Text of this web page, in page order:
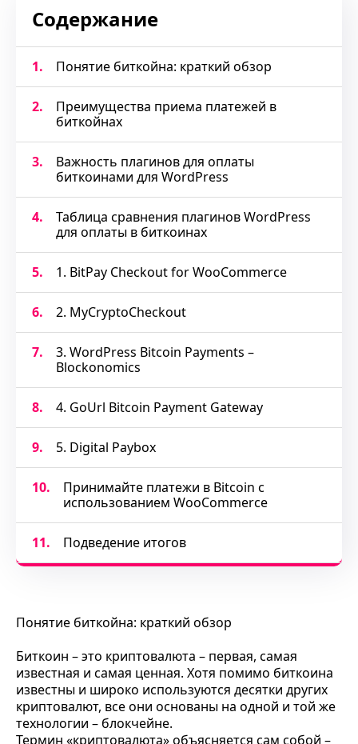
Содержание
1. Понятие биткойна: краткий обзор
2.
Преимущества приема платежей в
биткойнах
3.
Важность плагинов для оплаты
биткоинами для WordPress
4.
Таблица сравнения плагинов WordPress
для оплаты в биткоинах
5. 1. BitPay Checkout for WooCommerce
6. 2. MyCryptoCheckout
7.
3. WordPress Bitcoin Payments –
Blockonomics
8. 4. GoUrl Bitcoin Payment Gateway
9. 5. Digital Paybox
10.
Принимайте платежи в Bitcoin с
использованием WooCommerce
11. Подведение итогов
Понятие биткойна: краткий обзор
Биткоин – это криптовалюта – первая, самая
известная и самая ценная. Хотя помимо биткоина
известны и широко используются десятки других
криптовалют, все они основаны на одной и той же
технологии – блокчейне.
Термин «криптовалюта» объясняется сам собой –